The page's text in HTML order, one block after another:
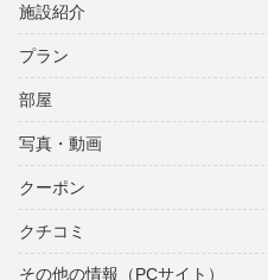
施設紹介
プラン
部屋
写真・動画
クーポン
クチコミ
その他の情報（PCサイト）